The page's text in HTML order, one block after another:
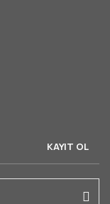
KAYIT OL